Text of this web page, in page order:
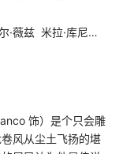
·薇兹 米拉·库尼斯
饰）是个只会雕
风从尘土飞扬的堪